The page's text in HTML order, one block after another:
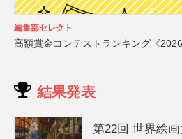
編集部セレクト
高額賞金コンテストランキング《2026
結果発表
第22回 世界絵